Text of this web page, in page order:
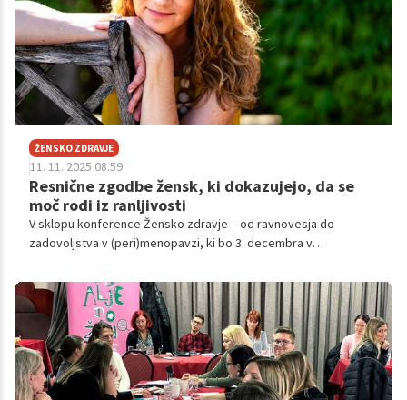
ŽENSKO ZDRAVJE
11. 11. 2025 08.59
Resnične zgodbe žensk, ki dokazujejo, da se
moč rodi iz ranljivosti
V sklopu konference Žensko zdravje – od ravnovesja do
zadovoljstva v (peri)menopavzi, ki bo 3. decembra v
duha".